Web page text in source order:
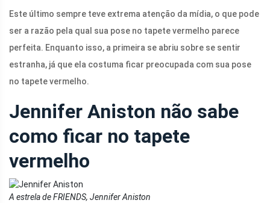
Este último sempre teve extrema atenção da mídia, o que pode
ser a razão pela qual sua pose no tapete vermelho parece
perfeita. Enquanto isso, a primeira se abriu sobre se sentir
estranha, já que ela costuma ficar preocupada com sua pose
no tapete vermelho.
Jennifer Aniston não sabe
como ficar no tapete
vermelho
A estrela de FRIENDS, Jennifer Aniston